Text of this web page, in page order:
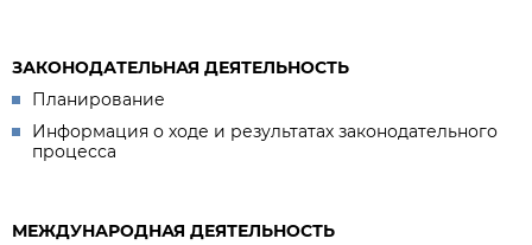
ЗАКОНОДАТЕЛЬНАЯ ДЕЯТЕЛЬНОСТЬ
Планирование
Информация о ходе и результатах законодательного
процесса
МЕЖДУНАРОДНАЯ ДЕЯТЕЛЬНОСТЬ